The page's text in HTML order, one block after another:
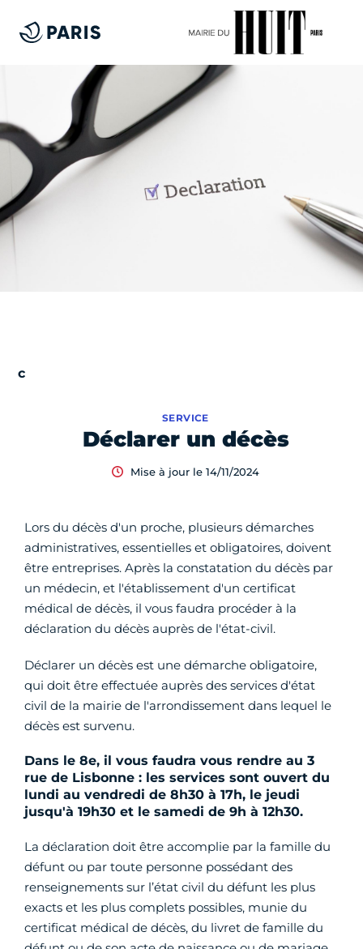
Déclarer un décès
SERVICE
Mise à jour le 14/11/2024
Lors du décès d'un proche, plusieurs démarches
administratives, essentielles et obligatoires, doivent
être entreprises. Après la constatation du décès par
un médecin, et l'établissement d'un certificat
médical de décès, il vous faudra procéder à la
déclaration du décès auprès de l'état-civil.
Déclarer un décès est une démarche obligatoire,
qui doit être effectuée auprès des services d'état
civil de la mairie de l'arrondissement dans lequel le
décès est survenu.
Dans le 8e, il vous faudra vous rendre au 3
rue de Lisbonne : les services sont ouvert du
lundi au vendredi de 8h30 à 17h, le jeudi
jusqu'à 19h30 et le samedi de 9h à 12h30.
La déclaration doit être accomplie par la famille du
défunt ou par toute personne possédant des
renseignements sur l’état civil du défunt les plus
exacts et les plus complets possibles, munie du
certificat médical de décès, du livret de famille du